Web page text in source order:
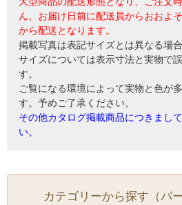
ん。お届け日前に配送員からおおよ
から配送となります。
掲載写真は表記サイズとは異なる場合
サイズについては表示寸法と実物で
す。
ご覧になる環境によって実物と色が
す。予めご了承ください。
その他カタログ掲載商品につきまし
い。
カテゴリーから探す（パ